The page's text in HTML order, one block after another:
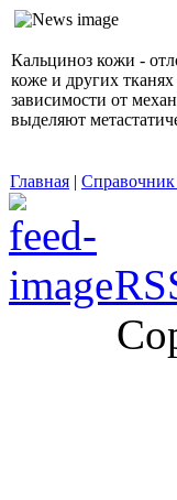
Кальциноз кожи -
коже и других
зависимости от
выделяют
Главная | Справочник